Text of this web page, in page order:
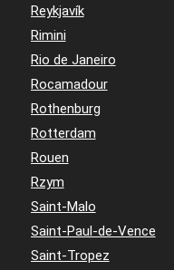
Reykjavík
Rimini
Rio de Janeiro
Rocamadour
Rothenburg
Rotterdam
Rouen
Rzym
Saint-Malo
Saint-Paul-de-Vence
Saint-Tropez